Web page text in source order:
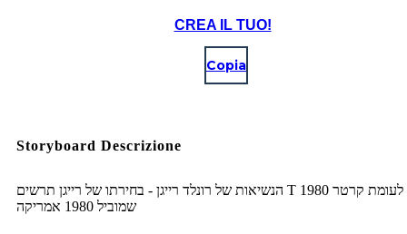
CREA IL TUO!
Copia
Storyboard Descrizione
הנשיאות של רונלד רייגן - בחירתו של רייגן תרשים T 1980 לעומת קרטר
שמוביל 1980 אמריקה